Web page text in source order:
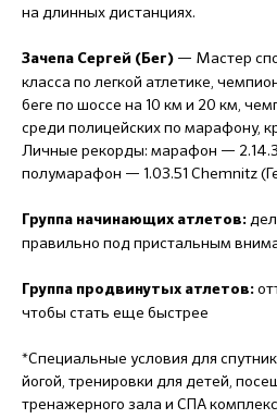
на длинных дистанциях.
Зачепа Сергей (Бег) — Мастер
класса по легкой атлетике,
беге по шоссе на 10 км и 20 км,
среди полицейских по марафону,
Личные рекорды: марафон —
полумарафон — 1.03.51 Chemnitz
Группа начинающих атлетов:
правильно под пристальным
Группа продвинутых атлетов:
чтобы стать еще быстрее
*Специальные условия для
йогой, тренировки для детей,
тренажерного зала и СПА